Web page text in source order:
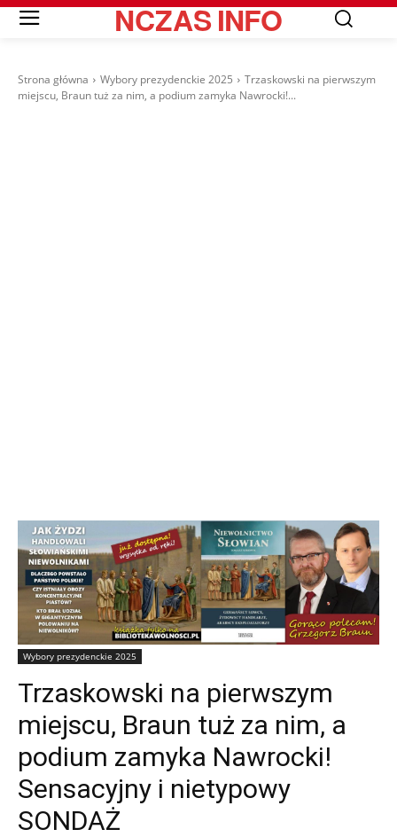
NCZASINFO
Strona główna Wybory prezydenckie 2025
Trzaskowski na pierwszym
miejscu, Braun tuż za nim, a podium zamyka Nawrocki!...
Wybory prezydenckie 2025
Trzaskowski na pierwszym
miejscu, Braun tuż za nim, a
podium zamyka Nawrocki!
Sensacyjny i nietypowy
SONDAŻ